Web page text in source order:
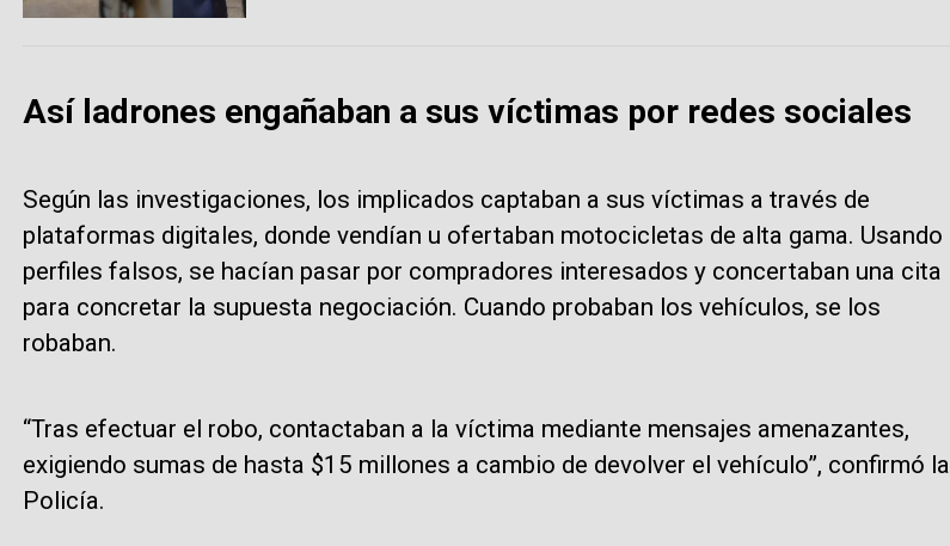
Así ladrones engañaban a sus víctimas por redes sociales
Según las investigaciones, los implicados captaban a sus víctimas a través de
plataformas digitales, donde vendían u ofertaban motocicletas de alta gama. Usando
perfiles falsos, se hacían pasar por compradores interesados y concertaban una cita
para concretar la supuesta negociación. Cuando probaban los vehículos, se los
robaban.
“Tras efectuar el robo, contactaban a la víctima mediante mensajes amenazantes,
exigiendo sumas de hasta $15 millones a cambio de devolver el vehículo”, confirmó la
Policía.